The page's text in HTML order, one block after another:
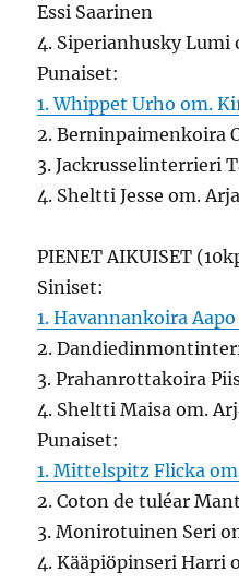
Essi Saarinen
4. Siperianhusky
Punaiset:
1. Whippet Urho om.
2. Berninpaimenkoira
3. Jackrusselinterrieri
4. Sheltti Jesse om.
PIENET AIKUISET
Siniset:
1. Havannankoira
2.
3. Prahanrottakoira
4. Sheltti Maisa om.
Punaiset:
1. Mittelspitz Flicka
2. Coton de tuléar
3. Monirotuinen Seri
4. Kääpiöpinseri Harri